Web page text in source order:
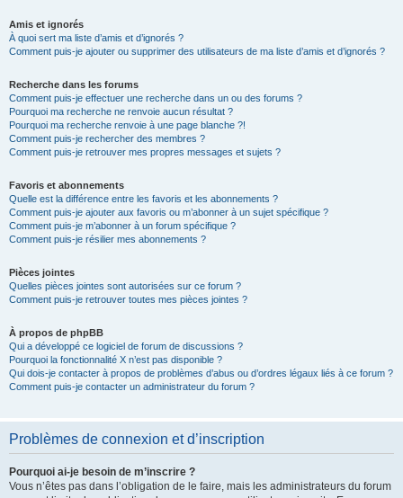
Amis et ignorés
À quoi sert ma liste d’amis et d’ignorés ?
Comment puis-je ajouter ou supprimer des utilisateurs de ma liste d’amis et d’ignorés ?
Recherche dans les forums
Comment puis-je effectuer une recherche dans un ou des forums ?
Pourquoi ma recherche ne renvoie aucun résultat ?
Pourquoi ma recherche renvoie à une page blanche ?!
Comment puis-je rechercher des membres ?
Comment puis-je retrouver mes propres messages et sujets ?
Favoris et abonnements
Quelle est la différence entre les favoris et les abonnements ?
Comment puis-je ajouter aux favoris ou m’abonner à un sujet spécifique ?
Comment puis-je m’abonner à un forum spécifique ?
Comment puis-je résilier mes abonnements ?
Pièces jointes
Quelles pièces jointes sont autorisées sur ce forum ?
Comment puis-je retrouver toutes mes pièces jointes ?
À propos de phpBB
Qui a développé ce logiciel de forum de discussions ?
Pourquoi la fonctionnalité X n’est pas disponible ?
Qui dois-je contacter à propos de problèmes d’abus ou d’ordres légaux liés à ce forum ?
Comment puis-je contacter un administrateur du forum ?
Problèmes de connexion et d’inscription
Pourquoi ai-je besoin de m’inscrire ?
Vous n’êtes pas dans l’obligation de le faire, mais les administrateurs du forum